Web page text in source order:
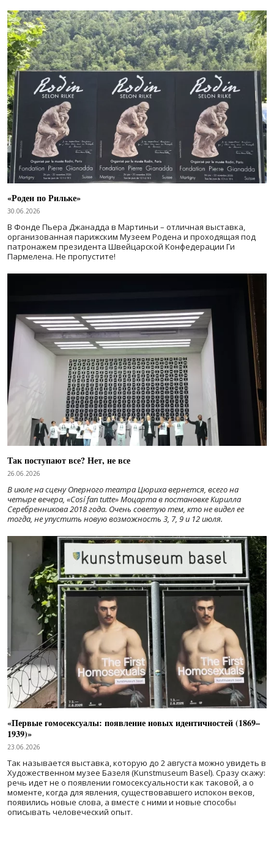
«Роден по Рильке»
30.06.2026
В Фонде Пьера Джанадда в Мартиньи – отличная выставка,
организованная парижским Музеем Родена и проходящая под
патронажем президента Швейцарской Конфедерации Ги
Пармелена. Не пропустите!
Так поступают все? Нет, не все
26.06.2026
В июле на сцену Оперного театра Цюриха вернется, всего на
четыре вечера, «Cosí fan tutte» Моцарта в постановке Кирилла
Серебренникова 2018 года. Очень советую тем, кто не видел ее
тогда, не упустить новую возможность 3, 7, 9 и 12 июля.
«Первые гомосексуалы: появление новых идентичностей (1869–
1939)»
23.06.2026
Так называется выставка, которую до 2 августа можно увидеть в
Художественном музее Базеля (Kunstmuseum Basel). Сразу скажу:
речь идет не о появлении гомосексуальности как таковой, а о
моменте, когда для явления, существовавшего испокон веков,
появились новые слова, а вместе с ними и новые способы
описывать человеческий опыт.